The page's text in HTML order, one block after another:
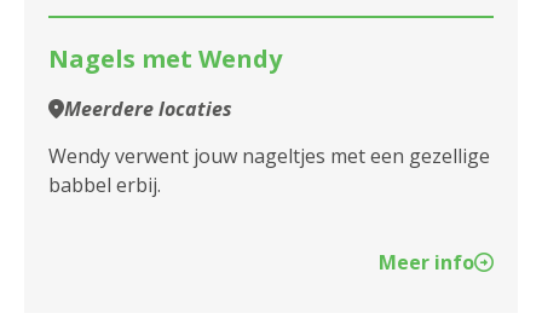
Nagels met Wendy
Meerdere locaties
Wendy verwent jouw nageltjes met een gezellige
babbel erbij.
Meer info